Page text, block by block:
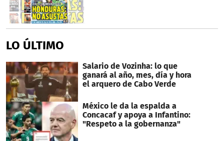
LO ÚLTIMO
Salario de Vozinha: lo que
ganará al año, mes, día y hora
el arquero de Cabo Verde
México le da la espalda a
Concacaf y apoya a Infantino:
"Respeto a la gobernanza"